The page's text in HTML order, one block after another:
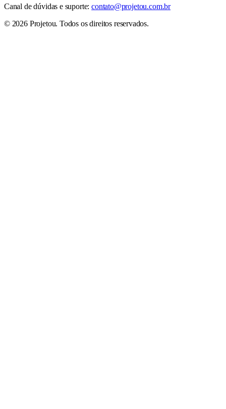
Canal de dúvidas e suporte: contato@projetou.com.br
© 2026 Projetou. Todos os direitos reservados.